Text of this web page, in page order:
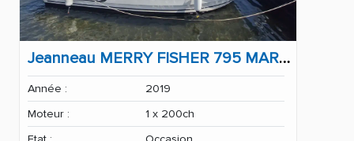
Jeanneau MERRY FISHER 795 MARLIN
Année :
2019
Moteur :
1 x 200ch